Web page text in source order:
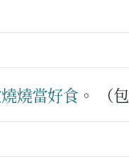
燒燒當好食 。
（